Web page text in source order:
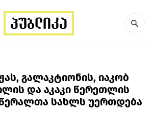
გალაკტიონის, იაკობ
და აკაკი წერეთლის
სახლს უერთდება